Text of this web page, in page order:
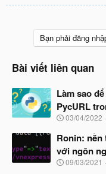
Bạn phải đăng
Bài viết liên quan
Làm sao
PycURL
N
à
b
ắ
03/04/2022
Ronin: nền
với ngôn
N
09/03/2021